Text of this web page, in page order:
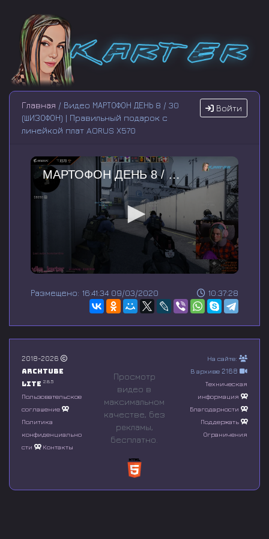
Войти
Главная / Видео МАРТОФОН ДЕНЬ 8 / 30
(ШИЗОФОН) | Правильный подарок с
линейкой плат AORUS X570
МАРТОФОН ДЕНЬ 8 / 30 (ШИЗОФОН) | Правильный подарок с линейкой плат AORUS X570
e
n
o
f
0
s
o
n
d
10:37:28
Размещено: 16:41:34 09/03/2020
2018-2026
Archtube
Lite 2.8.5
Пользовательское
соглашение
Политика
конфиденциально
сти
Контакты
Просмотр
видео в
максимальном
качестве, без
рeкламы,
бесплатно.
На сайте:
В архиве 2168
Техническая
информация
Благодарности
Поддержать
Ограничения